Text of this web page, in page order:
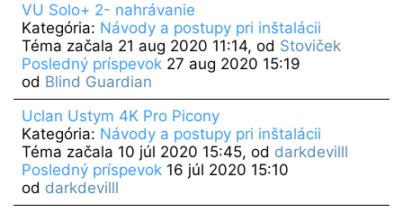
VU Solo+ 2- nahrávanie
Kategória: Návody a postupy pri inštalácii
Téma začala 21 aug 2020 11:14, od Stoviček
Posledný príspevok27 aug 2020 15:19
od Blind Guardian
Uclan Ustym 4K Pro Picony
Kategória: Návody a postupy pri inštalácii
Téma začala 10 júl 2020 15:45, od darkdevilll
Posledný príspevok16 júl 2020 15:10
od darkdevilll